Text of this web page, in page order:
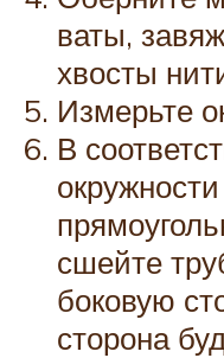
ваты,
хвосты
Измерьте
В
сшейте
боковую
сторона